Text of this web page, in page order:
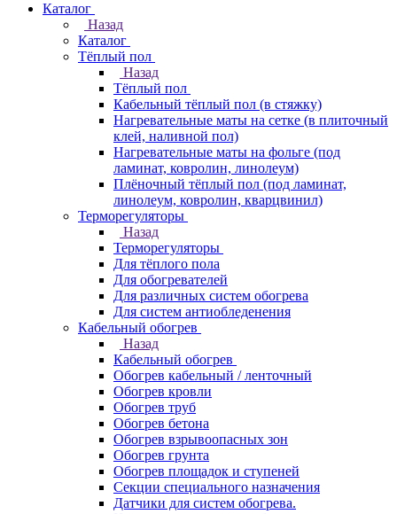
Каталог
Назад
Каталог
Тёплый пол
Назад
Тёплый пол
Кабельный тёплый пол (в стяжку)
Нагревательные маты на сетке (в плиточный
клей, наливной пол)
Нагревательные маты на фольге (под
ламинат, ковролин, линолеум)
Плёночный тёплый пол (под ламинат,
линолеум, ковролин, кварцвинил)
Терморегуляторы
Назад
Терморегуляторы
Для тёплого пола
Для обогревателей
Для различных систем обогрева
Для систем антиобледенения
Кабельный обогрев
Назад
Кабельный обогрев
Обогрев кабельный / ленточный
Обогрев кровли
Обогрев труб
Обогрев бетона
Обогрев взрывоопасных зон
Обогрев грунта
Обогрев площадок и ступеней
Секции специального назначения
Датчики для систем обогрева.